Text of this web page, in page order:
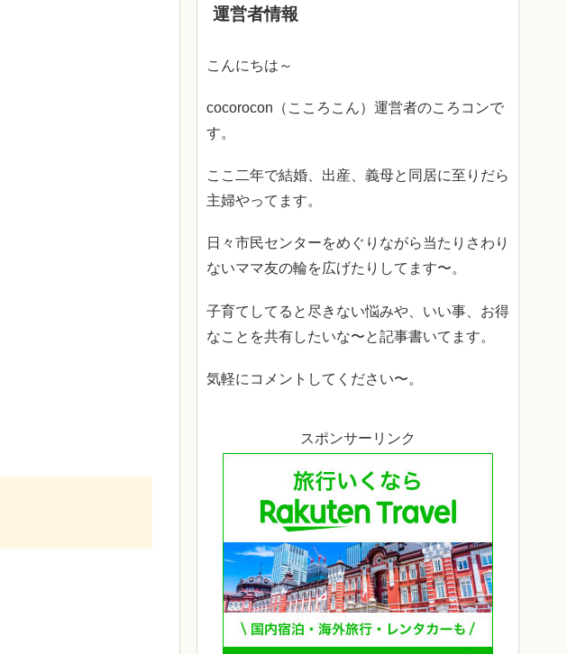
運営者情報
こんにちは～
cocorocon（こころこん）運営者のころコンで
す。
ここ二年で結婚、出産、義母と同居に至りだら
主婦やってます。
日々市民センターをめぐりながら当たりさわり
ないママ友の輪を広げたりしてます〜。
子育てしてると尽きない悩みや、いい事、お得
なことを共有したいな〜と記事書いてます。
気軽にコメントしてください〜。
スポンサーリンク